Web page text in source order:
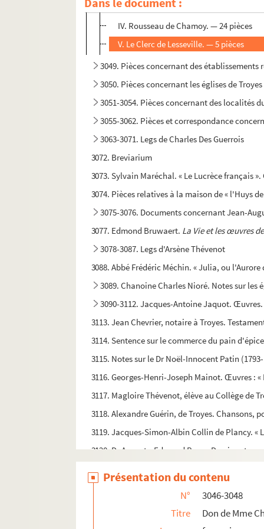
III. Pot de Turgis. — 56 pièces
IV. Rousseau de Chamoy. — 24 pièces
V. Le Clerc de Lesseville. — 5 pièces
3049. Pièces concernant des établissements
3050. Pièces concernant les églises de
3051-3054. Pièces concernant des localités
3055-3062. Pièces et correspondance
3063-3071. Legs de Charles Des Guerrois
3072. Breviarium
3073. Sylvain Maréchal. « Le Lucrèce français ».
3074. Pièces relatives à la maison de « l'Huys
3075-3076. Documents concernant Jean-
3077. Edmond Bruwaert. La Vie et les œuvres
3078-3087. Legs d'Arsène Thévenot
3088. Abbé Frédéric Méchin. « Julia, ou
3089. Chanoine Charles Nioré. Notes sur les
3090-3112. Jacques-Antoine Jaquot.
3113. Jean Chevrier, notaire à Troyes.
3114. Sentence sur le commerce du pain
3115. Notes sur le Dr Noël-Innocent Patin
3116. Georges-Henri-Joseph Mainot. Œuvres
3117. Magloire Thévenot, élève au Collège de
3118. Alexandre Guérin, de Troyes. Chansons,
3119. Jacques-Simon-Albin Collin de Plancy. «
3120. Dr Auguste-Edouard Barre. Dessins et
3132. Documents concernant le pensionnat de
Présentation du contenu
N°
3046-3048
Titre
Don de Mme